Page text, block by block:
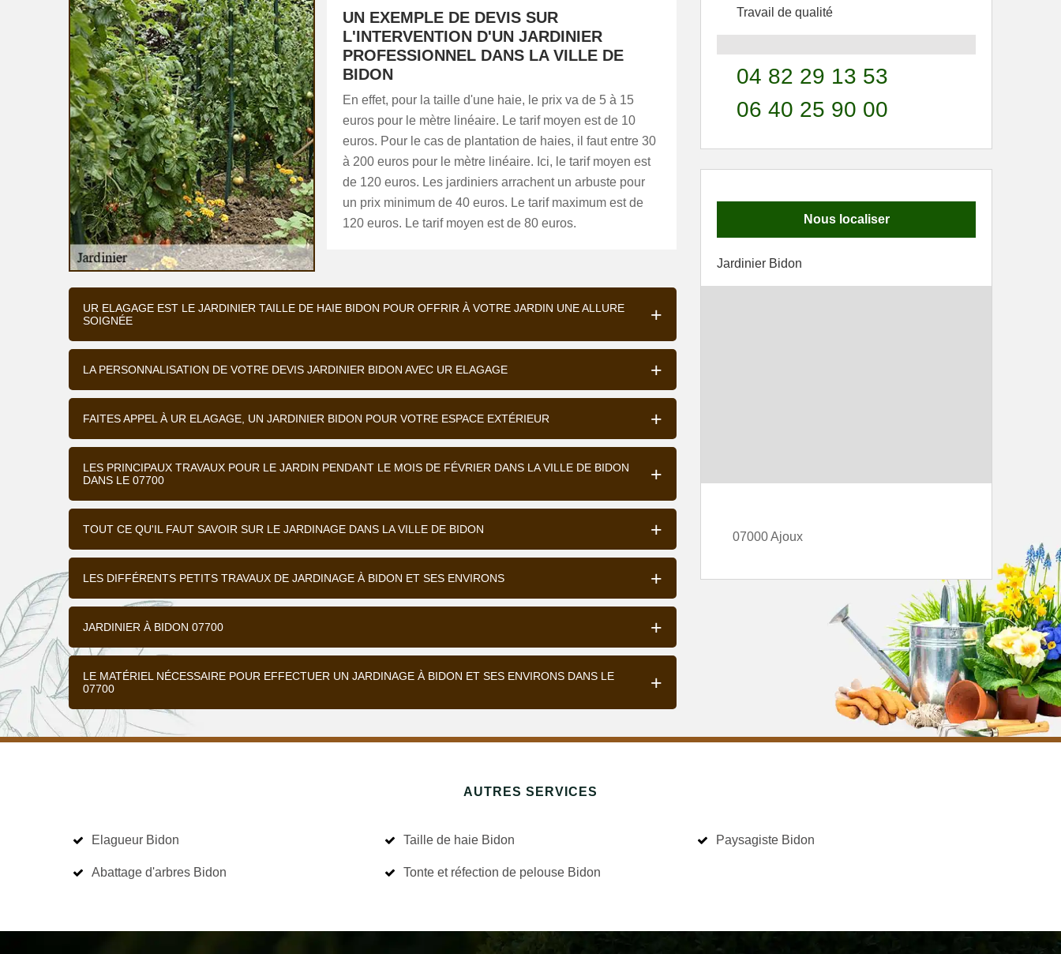
UN EXEMPLE DE DEVIS SUR
L'INTERVENTION D'UN JARDINIER
PROFESSIONNEL DANS LA VILLE DE
BIDON
En effet, pour la taille d'une haie, le prix va de 5 à 15
euros pour le mètre linéaire. Le tarif moyen est de 10
euros. Pour le cas de plantation de haies, il faut entre 30
à 200 euros pour le mètre linéaire. Ici, le tarif moyen est
de 120 euros. Les jardiniers arrachent un arbuste pour
un prix minimum de 40 euros. Le tarif maximum est de
120 euros. Le tarif moyen est de 80 euros.
UR ELAGAGE EST LE JARDINIER TAILLE DE HAIE BIDON POUR OFFRIR À VOTRE JARDIN UNE ALLURE
SOIGNÉE
LA PERSONNALISATION DE VOTRE DEVIS JARDINIER BIDON AVEC UR ELAGAGE
FAITES APPEL À UR ELAGAGE, UN JARDINIER BIDON POUR VOTRE ESPACE EXTÉRIEUR
LES PRINCIPAUX TRAVAUX POUR LE JARDIN PENDANT LE MOIS DE FÉVRIER DANS LA VILLE DE BIDON
DANS LE 07700
TOUT CE QU'IL FAUT SAVOIR SUR LE JARDINAGE DANS LA VILLE DE BIDON
LES DIFFÉRENTS PETITS TRAVAUX DE JARDINAGE À BIDON ET SES ENVIRONS
JARDINIER À BIDON 07700
LE MATÉRIEL NÉCESSAIRE POUR EFFECTUER UN JARDINAGE À BIDON ET SES ENVIRONS DANS LE
07700
Travail de qualité
04 82 29 13 53
06 40 25 90 00
Nous localiser
Jardinier Bidon
07000 Ajoux
AUTRES SERVICES
Elagueur Bidon
Abattage d'arbres Bidon
Taille de haie Bidon
Tonte et réfection de pelouse Bidon
Paysagiste Bidon